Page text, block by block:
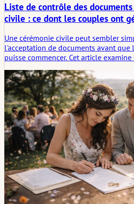
Liste de contrôle des
civile : ce dont les couples ont
Une cérémonie civile peut sembler
l'acceptation de documents avant
puisse commencer. Cet article
les règles de rendez-vous et le seuil
cérémonie.